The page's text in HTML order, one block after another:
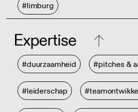
#limburg
Expertise
#duurzaamheid #pitches &
#leiderschap